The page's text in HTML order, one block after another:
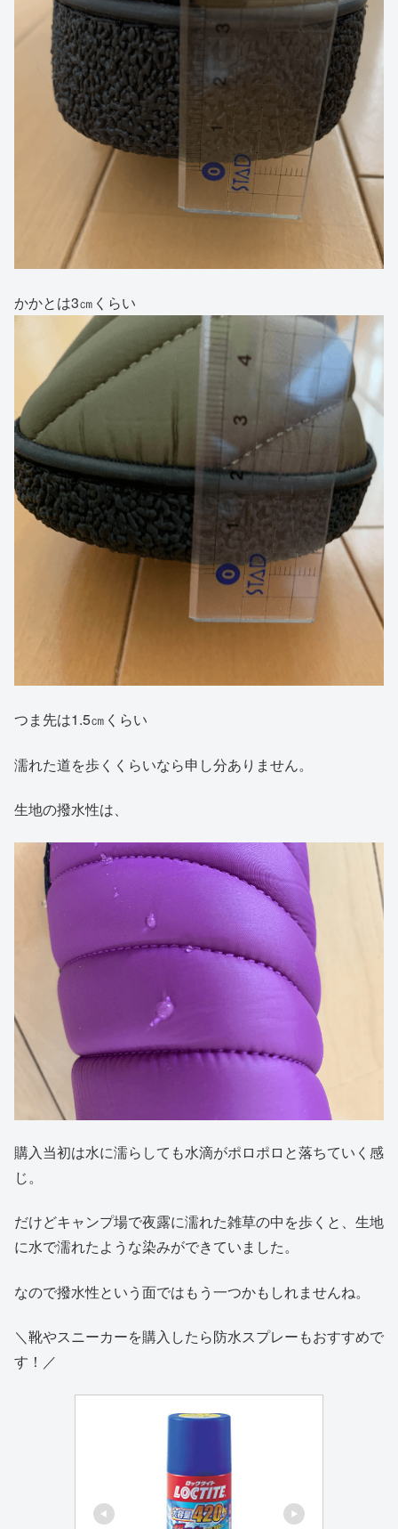
かかとは3㎝くらい
つま先は1.5㎝くらい
濡れた道を歩くくらいなら申し分ありません。
生地の撥水性は、
購入当初は水に濡らしても水滴がポロポロと落ちていく感
じ。
だけどキャンプ場で夜露に濡れた雑草の中を歩くと、生地
に水で濡れたような染みができていました。
なので撥水性という面ではもう一つかもしれませんね。
＼靴やスニーカーを購入したら防水スプレーもおすすめで
す！／